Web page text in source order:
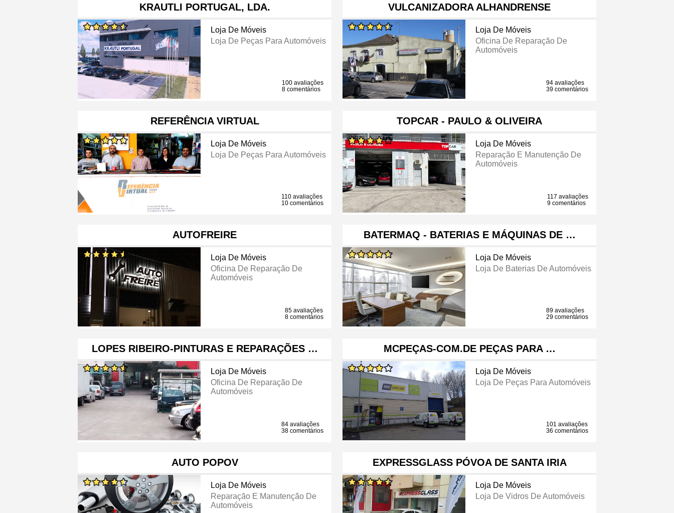
KRAUTLI PORTUGAL, LDA.
Loja De Móveis
Loja De Peças Para Automóveis
100 avaliações
8 comentários
VULCANIZADORA ALHANDRENSE
Loja De Móveis
Oficina De Reparação De
Automóveis
94 avaliações
39 comentários
REFERÊNCIA VIRTUAL
Loja De Móveis
Loja De Peças Para Automóveis
110 avaliações
10 comentários
TOPCAR - PAULO & OLIVEIRA
Loja De Móveis
Reparação E Manutenção De
Automóveis
117 avaliações
9 comentários
AUTOFREIRE
Loja De Móveis
Oficina De Reparação De
Automóveis
85 avaliações
8 comentários
BATERMAQ - BATERIAS E MÁQUINAS DE …
Loja De Móveis
Loja De Baterias De Automóveis
89 avaliações
29 comentários
LOPES RIBEIRO-PINTURAS E REPARAÇÕES …
Loja De Móveis
Oficina De Reparação De
Automóveis
84 avaliações
38 comentários
MCPEÇAS-COM.DE PEÇAS PARA …
Loja De Móveis
Loja De Peças Para Automóveis
101 avaliações
36 comentários
AUTO POPOV
Loja De Móveis
Reparação E Manutenção De
Automóveis
EXPRESSGLASS PÓVOA DE SANTA IRIA
Loja De Móveis
Loja De Vidros De Automóveis